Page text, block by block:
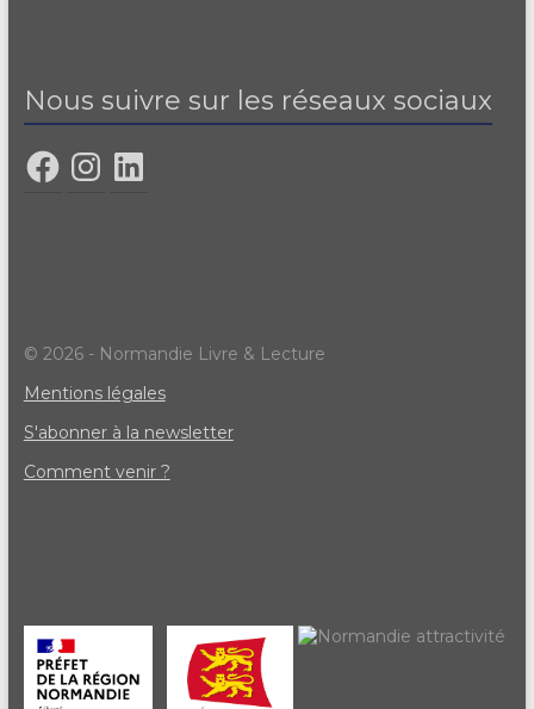
Nous suivre sur les réseaux sociaux
© 2026 - Normandie Livre & Lecture
Mentions légales
S'abonner à la newsletter
Comment venir ?